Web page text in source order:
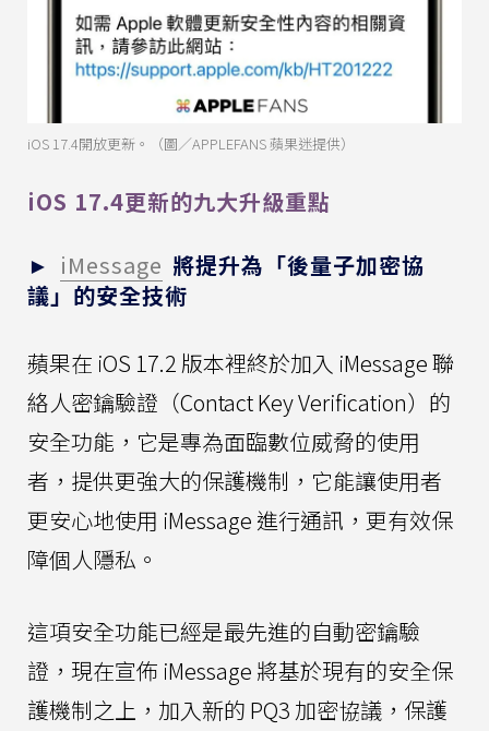
iOS 17.4開放更新。（圖／APPLEFANS 蘋果迷提供）
iOS 17.4更新的九大升級重點
► iMessage 將提升為「後量子加密協
議」的安全技術
蘋果在 iOS 17.2 版本裡終於加入 iMessage 聯
絡人密鑰驗證（Contact Key Verification）的
安全功能，它是專為面臨數位威脅的使用
者，提供更強大的保護機制，它能讓使用者
更安心地使用 iMessage 進行通訊，更有效保
障個人隱私。
這項安全功能已經是最先進的自動密鑰驗
證，現在宣佈 iMessage 將基於現有的安全保
護機制之上，加入新的 PQ3 加密協議，保護